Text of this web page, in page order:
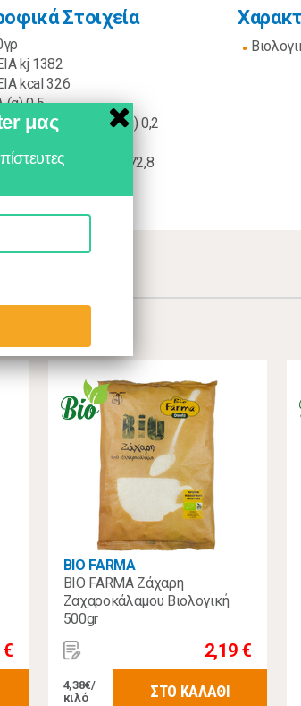
Στοιχεία
kj 1382
kcal 326
(g) 0,5
κορεσμένα (g) 0,2
σάκχαρα (g) 72,8
3,1
0,03"
BIO FARMA
BIO FARMA Ζάχαρη
Ζαχαροκάλαμου Βιολογική
500gr
2,19 €
4,38€/
κιλό
ΣΤΟ ΚΑΛΑΘΙ
μας